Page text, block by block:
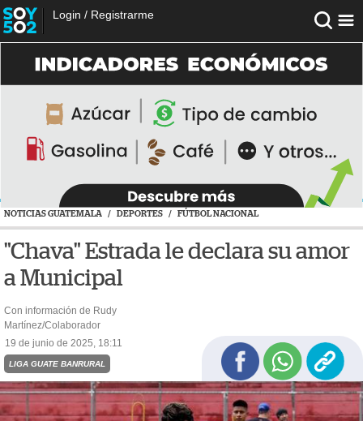
Login / Registrarme
NOTICIAS GUATEMALA / DEPORTES / FÚTBOL NACIONAL
"Chava" Estrada le declara su amor
a Municipal
Con información de Rudy
Martínez/Colaborador
19 de junio de 2025, 18:11
LIGA GUATE BANRURAL